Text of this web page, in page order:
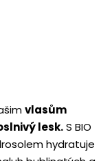
vlasům
lesk.S BIO
hydratuje